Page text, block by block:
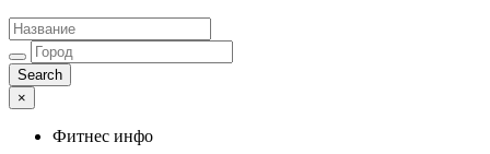
×
Фитнес инфо